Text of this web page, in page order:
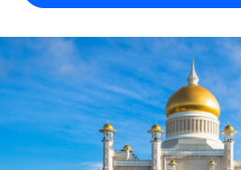
Globales Onboarding und
Freelancer:innen
PEO
Auslagern von komplexen HR-
WACHSTUMSPHASE
Startups
Agile HR- und Payroll-Lösungen
Unternehmen
Personalkostenrechner
Gesamtbeschäftigungskosten
Honorarzahlungen
Informationen zu möglichen
Abwicklungsfristen für globale
Nederlands
Français
Deutsch
Anmelden